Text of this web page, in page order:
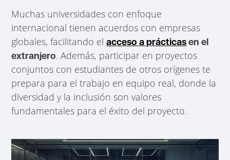
Muchas universidades con enfoque
internacional tienen acuerdos con empresas
globales, facilitando elacceso a prácticasen el
extranjero. Además, participar en proyectos
conjuntos con estudiantes de otros orígenes te
prepara para el trabajo en equipo real, donde la
diversidad y la inclusión son valores
fundamentales para el éxito del proyecto.